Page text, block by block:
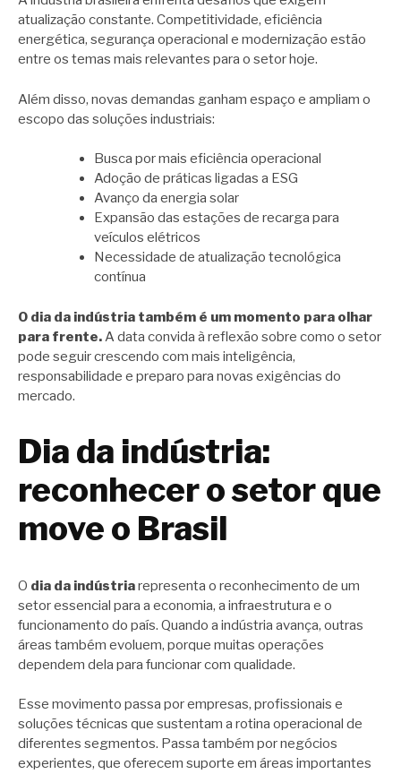
atualização constante. Competitividade, eficiência
energética, segurança operacional e modernização estão
entre os temas mais relevantes para o setor hoje.
Além disso, novas demandas ganham espaço e ampliam o
escopo das soluções industriais:
Busca por mais eficiência operacional
Adoção de práticas ligadas a ESG
Avanço da energia solar
Expansão das estações de recarga para
veículos elétricos
Necessidade de atualização tecnológica
contínua
O dia da indústria também é um momento para olhar
para frente.A data convida à reflexão sobre como o setor
pode seguir crescendo com mais inteligência,
responsabilidade e preparo para novas exigências do
mercado.
Dia da indústria:
reconhecer o setor que
move o Brasil
O dia da indústriarepresenta o reconhecimento de um
setor essencial para a economia, a infraestrutura e o
funcionamento do país. Quando a indústria avança, outras
áreas também evoluem, porque muitas operações
dependem dela para funcionar com qualidade.
Esse movimento passa por empresas, profissionais e
soluções técnicas que sustentam a rotina operacional de
diferentes segmentos. Passa também por negócios
experientes, que oferecem suporte em áreas importantes